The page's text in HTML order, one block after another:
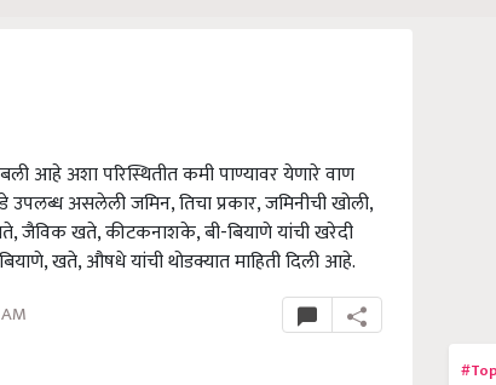
आहे अशा परिस्थितीत कमी पाण्यावर येणारे वाण
असलेली जमिन, तिचा प्रकार, जमिनीची खोली,
जैविक खते, कीटकनाशके, बी-बियाणे यांची खरेदी
खते, औषधे यांची थोडक्यात माहिती दिली आहे.